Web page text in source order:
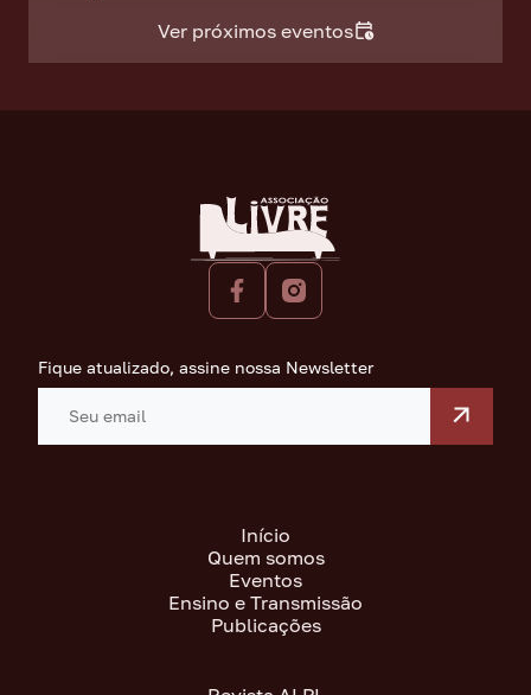
Ver próximos eventos
Fique atualizado, assine nossa Newsletter
Início
Quem somos
Eventos
Ensino e Transmissão
Publicações